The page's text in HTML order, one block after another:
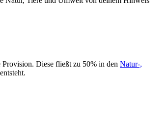
Diese fließt zu 50% in den Natur-,